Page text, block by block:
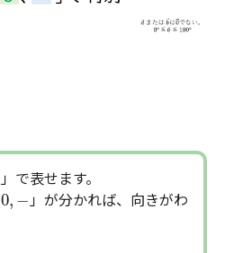
」で表せます。
0, −
0,−
」が分かれば、向きがわ